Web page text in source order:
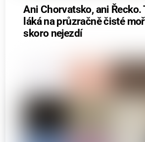
Ani Chorvatsko, ani Řecko.
láká na průzračně čisté
skoro nejezdí